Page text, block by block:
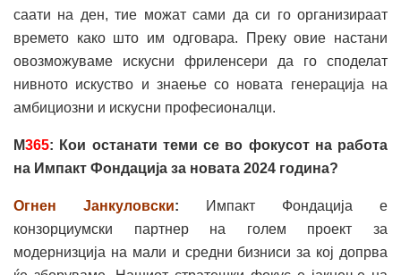
саати на ден, тие можат сами да си го организираат
времето како што им одговара. Преку овие настани
овозможуваме искусни фриленсери да го споделат
нивното искуство и знаење со новата генерација на
амбициозни и искусни професионалци.
М365: Кои останати теми се во фокусот на работа
на Импакт Фондација за новата 2024 година?
Огнен Јанкуловски:
Импакт Фондација е
конзорциумски партнер на голем проект за
модернизција на мали и средни бизниси за кој допрва